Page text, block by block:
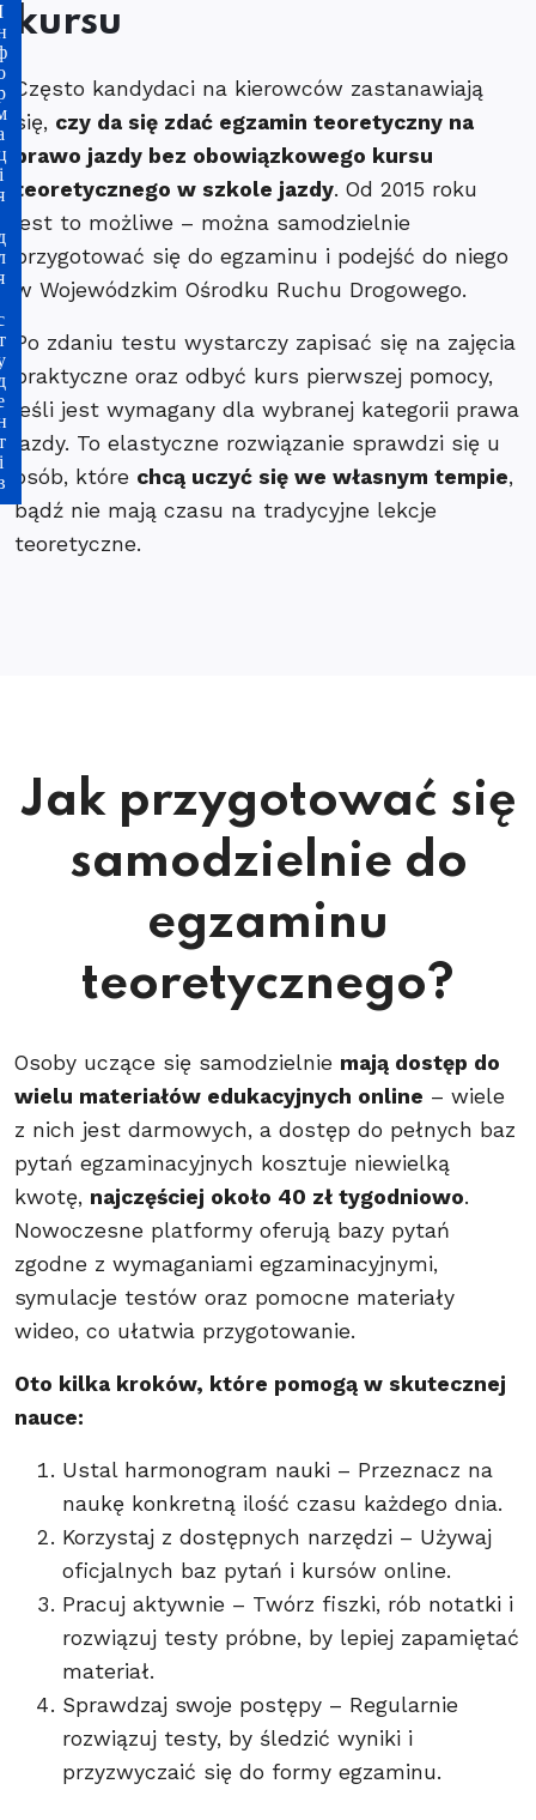
kursu
Często kandydaci na kierowców zastanawiają
się, czy da się zdać egzamin teoretyczny na
prawo jazdy bez obowiązkowego kursu
teoretycznego w szkole jazdy. Od 2015 roku
jest to możliwe – można samodzielnie
przygotować się do egzaminu i podejść do niego
w Wojewódzkim Ośrodku Ruchu Drogowego.
Po zdaniu testu wystarczy zapisać się na zajęcia
praktyczne oraz odbyć kurs pierwszej pomocy,
jeśli jest wymagany dla wybranej kategorii prawa
jazdy. To elastyczne rozwiązanie sprawdzi się u
osób, które chcą uczyć się we własnym tempie,
bądź nie mają czasu na tradycyjne lekcje
teoretyczne.
Jak przygotować się
samodzielnie do
egzaminu
teoretycznego?
Osoby uczące się samodzielnie mają dostęp do
wielu materiałów edukacyjnych online – wiele
z nich jest darmowych, a dostęp do pełnych baz
pytań egzaminacyjnych kosztuje niewielką
kwotę, najczęściej około 40 zł tygodniowo.
Nowoczesne platformy oferują bazy pytań
zgodne z wymaganiami egzaminacyjnymi,
symulacje testów oraz pomocne materiały
wideo, co ułatwia przygotowanie.
Oto kilka kroków, które pomogą w skutecznej
nauce:
Ustal harmonogram nauki – Przeznacz na
naukę konkretną ilość czasu każdego dnia.
Korzystaj z dostępnych narzędzi – Używaj
oficjalnych baz pytań i kursów online.
Pracuj aktywnie – Twórz fiszki, rób notatki i
rozwiązuj testy próbne, by lepiej zapamiętać
materiał.
Sprawdzaj swoje postępy – Regularnie
rozwiązuj testy, by śledzić wyniki i
przyzwyczaić się do formy egzaminu.